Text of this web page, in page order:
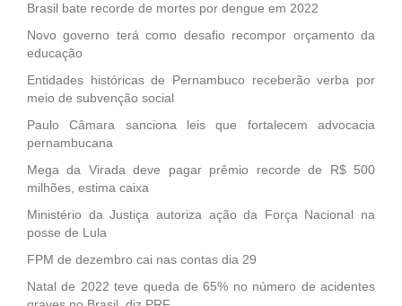
Brasil bate recorde de mortes por dengue em 2022
Novo governo terá como desafio recompor orçamento da
educação
Entidades históricas de Pernambuco receberão verba por
meio de subvenção social
Paulo Câmara sanciona leis que fortalecem advocacia
pernambucana
Mega da Virada deve pagar prêmio recorde de R$ 500
milhões, estima caixa
Ministério da Justiça autoriza ação da Força Nacional na
posse de Lula
FPM de dezembro cai nas contas dia 29
Natal de 2022 teve queda de 65% no número de acidentes